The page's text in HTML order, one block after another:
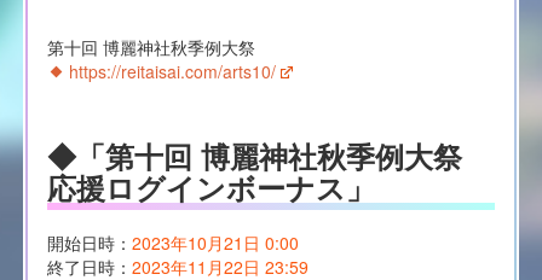
第十回 博麗神社秋季例大祭
https://reitaisai.com/arts10/
◆「第十回 博麗神社秋季例大祭
応援ログインボーナス」
開始日時： 2023年10月21日 0:00
終了日時： 2023年11月22日 23:59